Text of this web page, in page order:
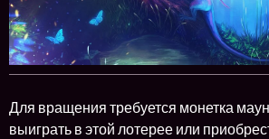
Для вращения требуется монетка
выиграть в этой лотерее или